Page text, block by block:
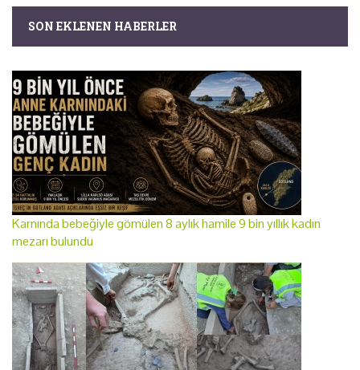
SON EKLENEN HABERLER
Karnında bebeğiyle gömülen 8 aylık hamile 9 bin yıllık kadın
mezarı bulundu